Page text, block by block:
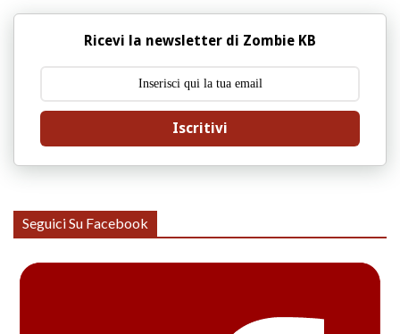
Ricevi la newsletter di Zombie KB
Iscritivi
Seguici Su Facebook